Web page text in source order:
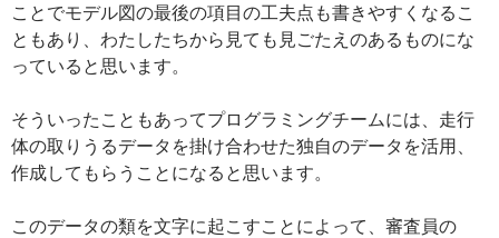
ことでモデル図の最後の項目の工夫点も書きやすくなるこ
ともあり、わたしたちから見ても見ごたえのあるものにな
っていると思います。
そういったこともあってプログラミングチームには、走行
体の取りうるデータを掛け合わせた独自のデータを活用、
作成してもらうことになると思います。
このデータの類を文字に起こすことによって、審査員の